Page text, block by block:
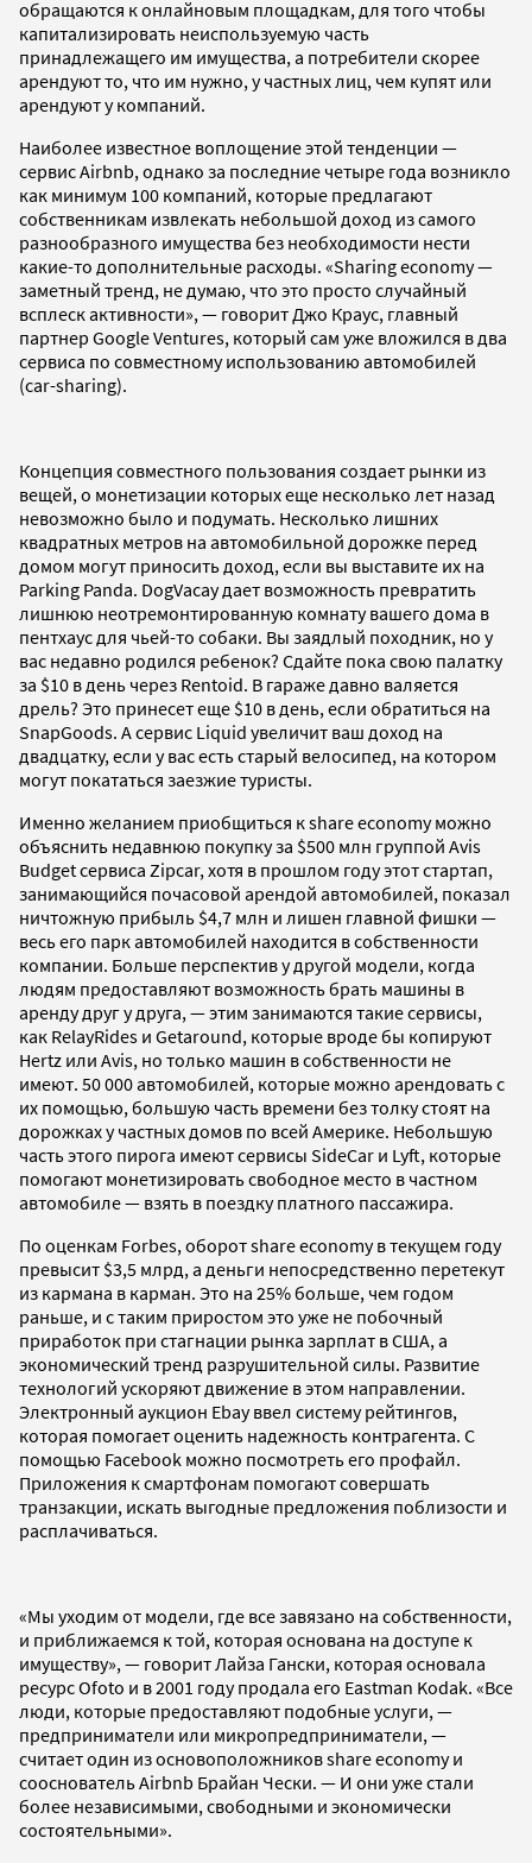
обращаются к онлайновым площадкам, для того чтобы
капитализировать неиспользуемую часть
принадлежащего им имущества, а потребители скорее
арендуют то, что им нужно, у частных лиц, чем купят или
арендуют у компаний.
Наиболее известное воплощение этой тенденции —
сервис Airbnb, однако за последние четыре года возникло
как минимум 100 компаний, которые предлагают
собственникам извлекать небольшой доход из самого
разнообразного имущества без необходимости нести
какие-то дополнительные расходы. «Sharing economy —
заметный тренд, не думаю, что это просто случайный
всплеск активности», — говорит Джо Краус, главный
партнер Google Ventures, который сам уже вложился в два
сервиса по совместному использованию автомобилей
(car-sharing).
Концепция совместного пользования создает рынки из
вещей, о монетизации которых еще несколько лет назад
невозможно было и подумать. Несколько лишних
квадратных метров на автомобильной дорожке перед
домом могут приносить доход, если вы выставите их на
Parking Panda. DogVacay дает возможность превратить
лишнюю неотремонтированную комнату вашего дома в
пентхаус для чьей-то собаки. Вы заядлый походник, но у
вас недавно родился ребенок? Сдайте пока свою палатку
за $10 в день через Rentoid. В гараже давно валяется
дрель? Это принесет еще $10 в день, если обратиться на
SnapGoods. А сервис Liquid увеличит ваш доход на
двадцатку, если у вас есть старый велосипед, на котором
могут покататься заезжие туристы.
Именно желанием приобщиться к share economy можно
объяснить недавнюю покупку за $500 млн группой Avis
Budget сервиса Zipcar, хотя в прошлом году этот стартап,
занимающийся почасовой арендой автомобилей, показал
ничтожную прибыль $4,7 млн и лишен главной фишки —
весь его парк автомобилей находится в собственности
компании. Больше перспектив у другой модели, когда
людям предоставляют возможность брать машины в
аренду друг у друга, — этим занимаются такие сервисы,
как RelayRides и Getaround, которые вроде бы копируют
Hertz или Avis, но только машин в собственности не
имеют. 50 000 автомобилей, которые можно арендовать с
их помощью, большую часть времени без толку стоят на
дорожках у частных домов по всей Америке. Небольшую
часть этого пирога имеют сервисы SideCar и Lyft, которые
помогают монетизировать свободное место в частном
автомобиле — взять в поездку платного пассажира.
По оценкам Forbes, оборот share economy в текущем году
превысит $3,5 млрд, а деньги непосредственно перетекут
из кармана в карман. Это на 25% больше, чем годом
раньше, и с таким приростом это уже не побочный
приработок при стагнации рынка зарплат в США, а
экономический тренд разрушительной силы. Развитие
технологий ускоряют движение в этом направлении.
Электронный аукцион Ebay ввел систему рейтингов,
которая помогает оценить надежность контрагента. С
помощью Facebook можно посмотреть его профайл.
Приложения к смартфонам помогают совершать
транзакции, искать выгодные предложения поблизости и
расплачиваться.
«Мы уходим от модели, где все завязано на собственности,
и приближаемся к той, которая основана на доступе к
имуществу», — говорит Лайза Гански, которая основала
ресурс Ofoto и в 2001 году продала его Eastman Kodak. «Все
люди, которые предоставляют подобные услуги, —
предприниматели или микропредприниматели, —
считает один из основоположников share economy и
сооснователь Airbnb Брайан Чески. — И они уже стали
более независимыми, свободными и экономически
состоятельными».